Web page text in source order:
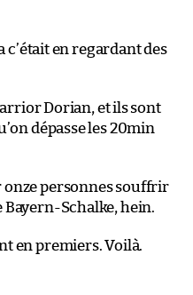
c’était en regardant des
Dorian, et ils sont
dépasse les 20min
personnes souffrir
Schalke, hein.
en premiers. Voilà.